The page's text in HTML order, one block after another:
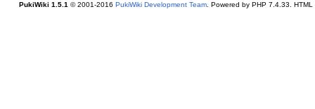
PukiWiki 1.5.1 © 2001-2016 PukiWiki Development Team. Powered by PHP 7.4.33. HTML